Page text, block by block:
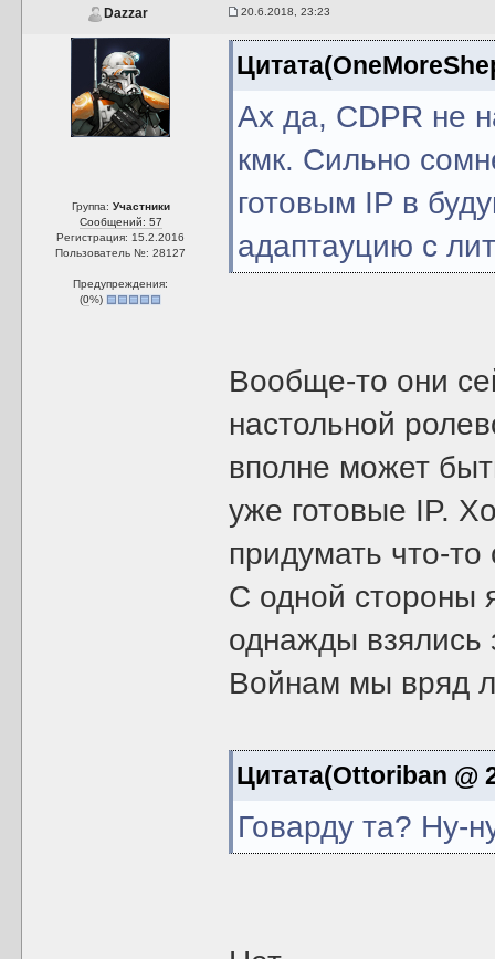
Dazzar 20.6.2018, 23:23
Группа: Участники
Сообщений: 57
Регистрация: 15.2.2016
Пользователь №: 28127
Предупреждения:
(0%)
Ах да, CDPR не
кмк. Сильно
готовым IP в
адаптауцию с
Вообще-то они
настольной
вполне может
уже готовые IP.
придумать что-то
С одной стороны
однажды
Войнам мы вряд
Цитата(Ottoriban @
Говарду та? Ну-